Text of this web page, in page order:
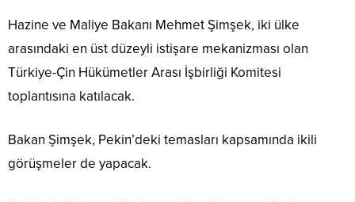
Hazine ve Maliye Bakanı Mehmet Şimşek, iki ülke
arasındaki en üst düzeyli istişare mekanizması olan
Türkiye-Çin Hükümetler Arası İşbirliği Komitesi
toplantısına katılacak.
Bakan Şimşek, Pekin’deki temasları kapsamında ikili
görüşmeler de yapacak.